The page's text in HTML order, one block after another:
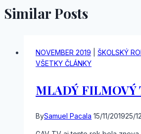
Similar Posts
NOVEMBER 2019 ŠKOLSKÝ
VŠETKY ČLÁNKY
MLADÝ FILMOVÝ
BySamuel Pacala 15/11/201925/